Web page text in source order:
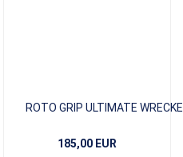
ROTO GRIP ULTIMATE
185,00 EUR